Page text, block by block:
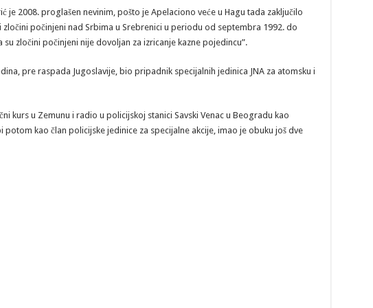
je 2008. proglašen nevinim, pošto je Apelaciono veće u Hagu tada zaključilo
zločini počinjeni nad Srbima u Srebrenici u periodu od septembra 1992. do
su zločini počinjeni nije dovoljan za izricanje kazne pojedincu”.
pre raspada Jugoslavije, bio pripadnik specijalnih jedinica JNA za atomsku i
kurs u Zemunu i radio u policijskoj stanici Savski Venac u Beogradu kao
kao član policijske jedinice za specijalne akcije, imao je obuku još dve